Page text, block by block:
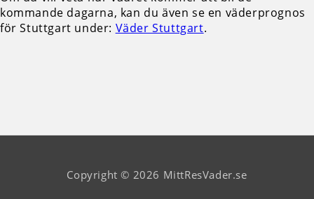
kommande dagarna, kan du även se en väderprognos
för Stuttgart under: Väder Stuttgart.
Copyright © 2026 MittResVader.se